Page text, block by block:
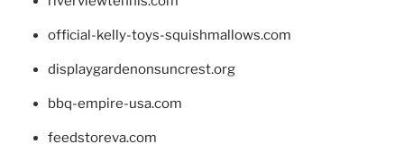
official-kelly-toys-squishmallows.com
displaygardenonsuncrest.org
bbq-empire-usa.com
feedstoreva.com